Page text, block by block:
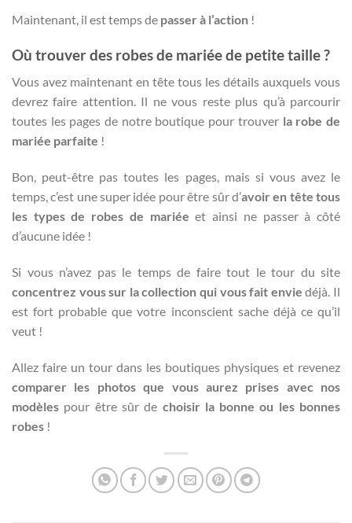
Maintenant, il est temps de passer à l’action !
Où trouver des robes de mariée de petite taille ?
Vous avez maintenant en tête tous les détails auxquels vous
devrez faire attention. Il ne vous reste plus qu’à parcourir
toutes les pages de notre boutique pour trouver la robe de
mariée parfaite !
Bon, peut-être pas toutes les pages, mais si vous avez le
temps, c’est une super idée pour être sûr d’avoir en tête tous
les types de robes de mariée et ainsi ne passer à côté
d’aucune idée !
Si vous n’avez pas le temps de faire tout le tour du site
concentrez vous sur la collection qui vous fait envie déjà. Il
est fort probable que votre inconscient sache déjà ce qu’il
veut !
Allez faire un tour dans les boutiques physiques et revenez
comparer les photos que vous aurez prises avec nos
modèles pour être sûr de choisir la bonne ou les bonnes
robes !